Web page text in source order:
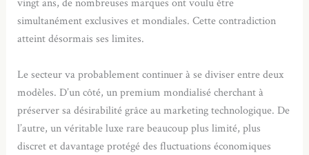
simultanément exclusives et mondiales. Cette contradiction
atteint désormais ses limites.
Le secteur va probablement continuer à se diviser entre deux
modèles. D’un côté, un premium mondialisé cherchant à
préserver sa désirabilité grâce au marketing technologique. De
l’autre, un véritable luxe rare beaucoup plus limité, plus
discret et davantage protégé des fluctuations économiques